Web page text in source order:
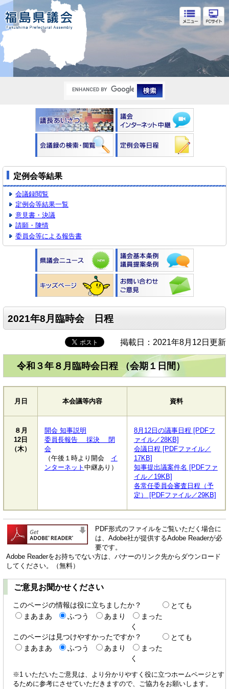
福島県議会
定例会等結果
会議録閲覧
定例会等結果一覧
意見書・決議
請願・陳情
委員会等による報告書
2021年8月臨時会 日程
掲載日：2021年8月12日更新
令和３年８月臨時会日程 （会期１日間）
月日 本会議等内容 資料
８ 月
12日
（木）
開会 知事説明
委員長報告 採決 閉
会
（午後１時より開会 イ
ンターネット 中継あり）
8月12日の議事日程 [PDFフ
ァイル／28KB]
会議日程 [PDFファイル／
17KB]
知事提出議案件名 [PDFファ
イル／19KB]
各常任委員会審査日程（予
定） [PDFファイル／29KB]
PDF形式のファイルをご覧いただく場合に
は、Adobe社が提供するAdobe Readerが必
要です。
Adobe Readerをお持ちでない方は、バナーのリンク先からダウンロード
してください。（無料）
ご意見お聞かせください
このページの情報は役に立ちましたか？
とても
まあまあ
ふつう あまり
まった
く
このページは見つけやすかったですか？
とても
まあまあ
ふつう あまり
まった
く
※1 いただいたご意見は、より分かりやすく役に立つホームページとす
るために参考にさせていただきますので、ご協力をお願いします。